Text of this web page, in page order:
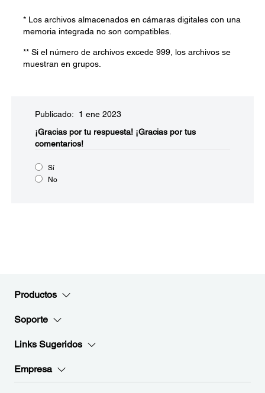
* Los archivos almacenados en cámaras digitales con una
memoria integrada no son compatibles.
** Si el número de archivos excede 999, los archivos se
muestran en grupos.
Publicado: 1 ene 2023
¡Gracias por tu respuesta! ¡Gracias por tus
comentarios!
Sí
No
Productos
Soporte
Links Sugeridos
Empresa